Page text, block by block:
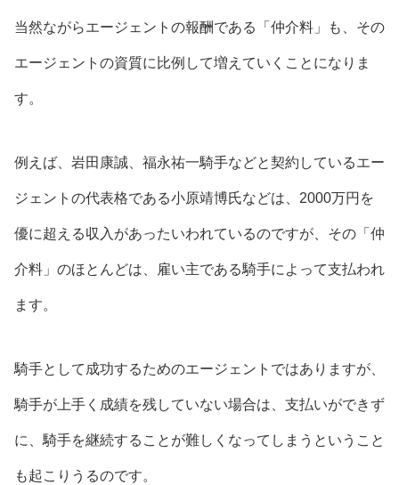
当然ながらエージェントの報酬である「仲介料」も、その
エージェントの資質に比例して増えていくことになりま
す。
例えば、岩田康誠、福永祐一騎手などと契約しているエー
ジェントの代表格である小原靖博氏などは、2000万円を
優に超える収入があったいわれているのですが、その「仲
介料」のほとんどは、雇い主である騎手によって支払われ
ます。
騎手として成功するためのエージェントではありますが、
騎手が上手く成績を残していない場合は、支払いができず
に、騎手を継続することが難しくなってしまうということ
も起こりうるのです。